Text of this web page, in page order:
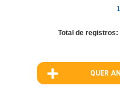
1
Total de registros:
QUER